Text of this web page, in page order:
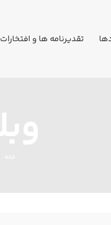
تقدیرنامه ها و افتخارات